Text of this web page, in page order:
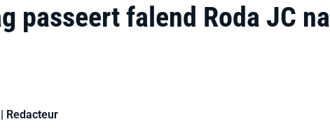
passeert falend Roda JC na
| Redacteur